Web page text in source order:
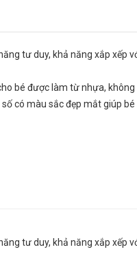
tư duy, khả năng xắp xếp
bé được làm từ nhựa,
có màu sắc đẹp mắt giúp
tư duy, khả năng xắp xếp